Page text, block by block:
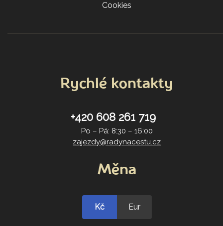
Cookies
Rychlé kontakty
+420 608 261 719
Po – Pá: 8:30 – 16:00
zajezdy@radynacestu.cz
Měna
Kč Eur